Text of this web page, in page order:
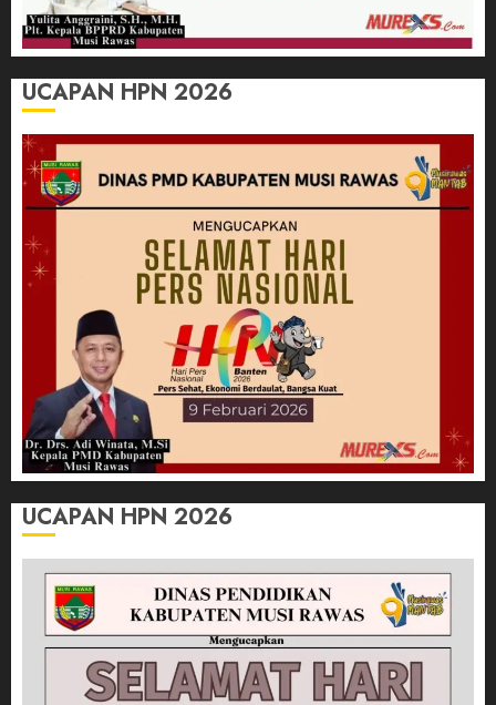
UCAPAN HPN 2026
UCAPAN HPN 2026